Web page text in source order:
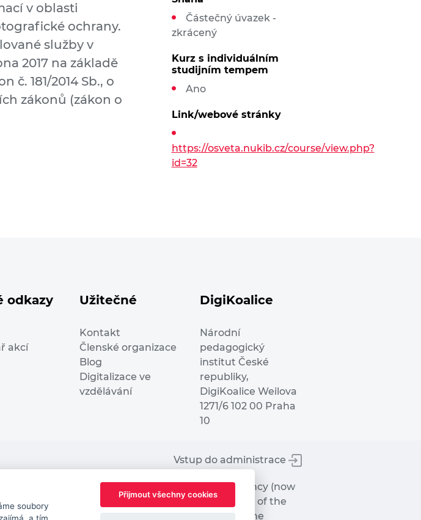
v oblasti
ochrany.
služby v
2017 na základě
č. 181/2014 Sb., o
zákonů (zákon o
Částečný úvazek -
zkrácený
Kurz s individuálním
studijním tempem
Ano
Link/webové stránky
https://osveta.nukib.cz/course/view.php?
id=32
odkazy
akcí
Užitečné
Kontakt
Členské organizace
Blog
Digitalizace ve
vzdělávání
DigiKoalice
Národní
pedagogický
institut České
republiky,
DigiKoalice Weilova
1271/6 102 00 Praha
10
Vstup do administrace
Innovation and Networks Executive Agency (now
the author’s view. It does not represent the view of the
responsible for any use that may be made of the
soubory
Přijmout všechny cookies